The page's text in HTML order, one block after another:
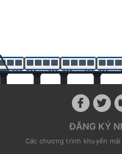
ĐĂNG KÝ
Các chương trình khuyến